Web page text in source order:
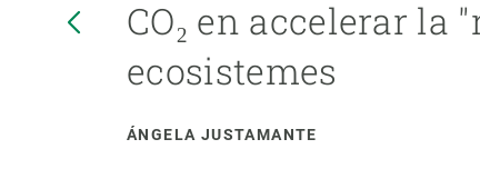
CO₂ en accelerar la
ecosistemes
ÁNGELA JUSTAMANTE
Marca i logotips
Infraestructures
Equitat, Diversitat i Inclusió (EDI)
Ciència oberta i gestió del coneixement
Observació de
Temes